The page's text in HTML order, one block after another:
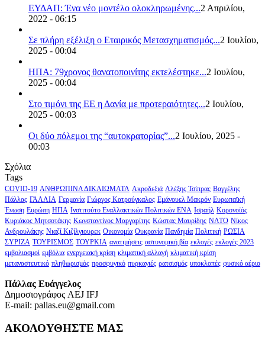
ΕΥΔΑΠ: Ένα νέο μοντέλο ολοκληρωμένης...2 Απριλίου,
2022 - 06:15
Σε πλήρη εξέλιξη ο Εταιρικός Μετασχηματισμός...2 Ιουλίου,
2025 - 00:04
ΗΠΑ: 79χρονος θανατοποινίτης εκτελέστηκε...2 Ιουλίου,
2025 - 00:04
Στο τιμόνι της ΕΕ η Δανία με προτεραιότητες...2 Ιουλίου,
2025 - 00:03
Οι δύο πόλεμοι της “αυτοκρατορίας”...2 Ιουλίου, 2025 -
00:03
Σχόλια
Tags
COVID-19 ΑΝΘΡΩΠΙΝΑ ΔΙΚΑΙΩΜΑΤΑ Ακροδεξιά Αλέξης Τσίπρας Βαγγέλης
Πάλλας ΓΑΛΛΙΑ Γερμανία Γιώργος Κατρούγκαλος Εμάνουελ Μακρόν Ευρωπαϊκή
Ένωση Ευρώπη ΗΠΑ Ινστιτούτο Εναλλακτικών Πολιτικών ΕΝΑ Ισραήλ Κορονοϊός
Κυριάκος Μητσοτάκης Κωνσταντίνος Μαργαρίτης Κώστας Μαυρίδης ΝΑΤΟ Νίκος
Ανδρουλάκης Νιαζί Κιζίλγιουρεκ Οικονομία Ουκρανία Πανδημία Πολιτική ΡΩΣΙΑ
ΣΥΡΙΖΑ ΤΟΥΡΙΣΜΟΣ ΤΟΥΡΚΙΑ ανατιμήσεις αστυνομική βία εκλογές εκλογές 2023
εμβολιασμοί εμβόλια ενεργειακή κρίση κλιματική αλλαγή κλιματική κρίση
μεταναστευτικό πληθωρισμός προσφυγικό πυρκαγιές ρατσισμός υποκλοπές φυσικό αέριο
Πάλλας Ευάγγελος
Δημοσιογράφος AEJ ΙFJ
E-mail: pallas.eu@gmail.com
ΑΚΟΛΟΥΘΗΣΤΕ ΜΑΣ